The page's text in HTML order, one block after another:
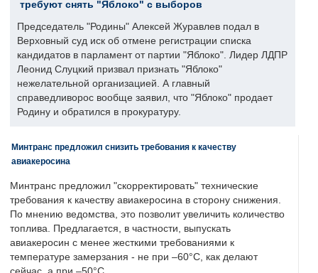
требуют снять "Яблоко" с выборов
Председатель "Родины" Алексей Журавлев подал в
Верховный суд иск об отмене регистрации списка
кандидатов в парламент от партии "Яблоко". Лидер ЛДПР
Леонид Слуцкий призвал признать "Яблоко"
нежелательной организацией. А главный
справедливорос вообще заявил, что "Яблоко" продает
Родину и обратился в прокуратуру.
Минтранс предложил снизить требования к качеству
авиакеросина
Минтранс предложил "скорректировать" технические
требования к качеству авиакеросина в сторону снижения.
По мнению ведомства, это позволит увеличить количество
топлива. Предлагается, в частности, выпускать
авиакеросин с менее жесткими требованиями к
температуре замерзания - не при –60°C, как делают